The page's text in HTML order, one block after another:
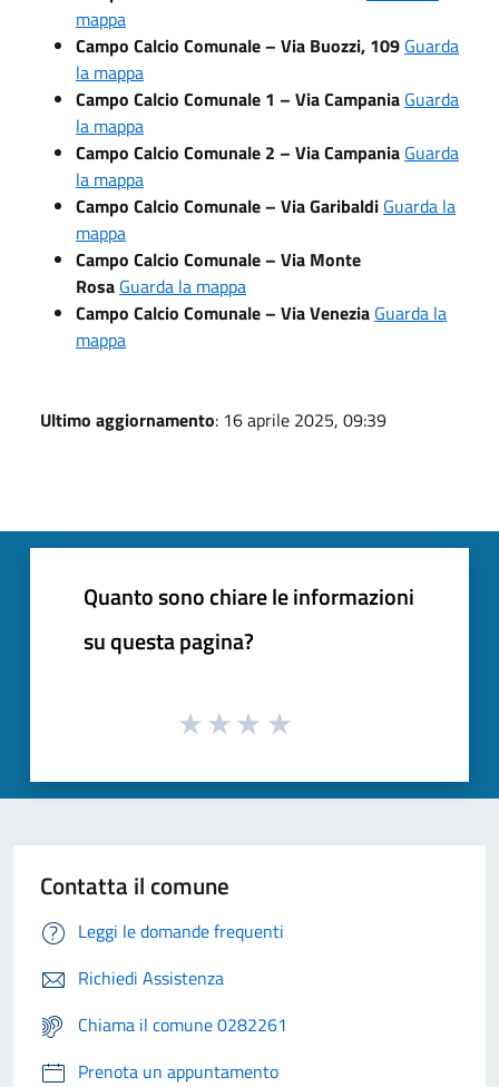
mappa
Campo Calcio Comunale – Via Buozzi, 109 Guarda
la mappa
Campo Calcio Comunale 1 – Via Campania Guarda
la mappa
Campo Calcio Comunale 2 – Via Campania Guarda
la mappa
Campo Calcio Comunale – Via Garibaldi Guarda la
mappa
Campo Calcio Comunale – Via Monte
Rosa Guarda la mappa
Campo Calcio Comunale – Via Venezia Guarda la
mappa
Ultimo aggiornamento: 16 aprile 2025, 09:39
Quanto sono chiare le informazioni
su questa pagina?
Contatta il comune
Leggi le domande frequenti
Richiedi Assistenza
Chiama il comune 0282261
Prenota un appuntamento